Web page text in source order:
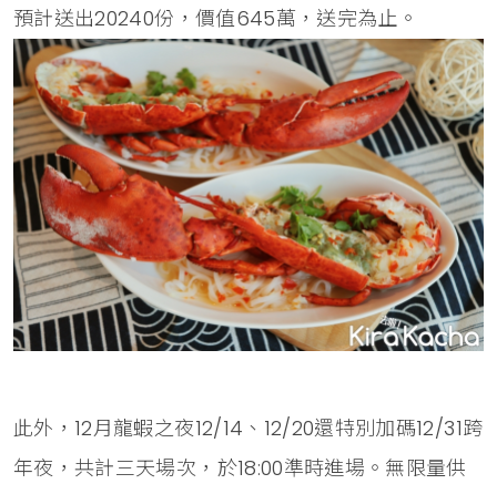
預計送出20240份，價值645萬，送完為止。
此外，12月龍蝦之夜12/14、12/20還特別加碼12/31跨
年夜，共計三天場次，於18:00準時進場。無限量供